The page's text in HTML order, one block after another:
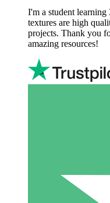
I'm a student
textures are high
projects. Thank you
amazing resources!